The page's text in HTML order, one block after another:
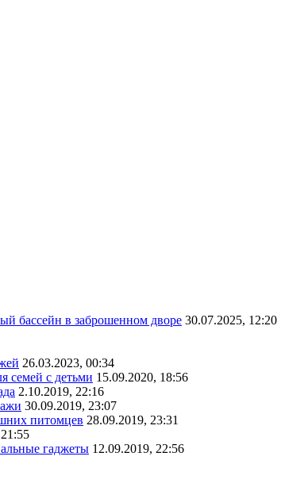
бассейн в заброшенном дворе 30.07.2025, 12:20
26.03.2023, 00:34
семей с детьми 15.09.2020, 18:56
2.10.2019, 22:16
30.09.2019, 23:07
питомцев 28.09.2019, 23:31
гаджеты 12.09.2019, 22:56